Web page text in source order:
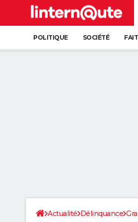
POLITIQUE SOCIÉTÉ
Actualité Délinquance